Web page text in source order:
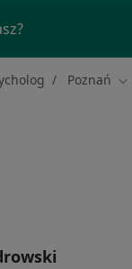
Poznań